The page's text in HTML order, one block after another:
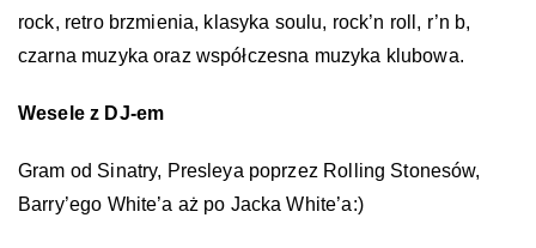
rock, retro brzmienia, klasyka soulu, rock’n roll, r’n b,
czarna muzyka oraz współczesna muzyka klubowa.
Wesele z DJ-em
Gram od Sinatry, Presleya poprzez Rolling Stonesów,
Barry’ego White’a aż po Jacka White’a:)